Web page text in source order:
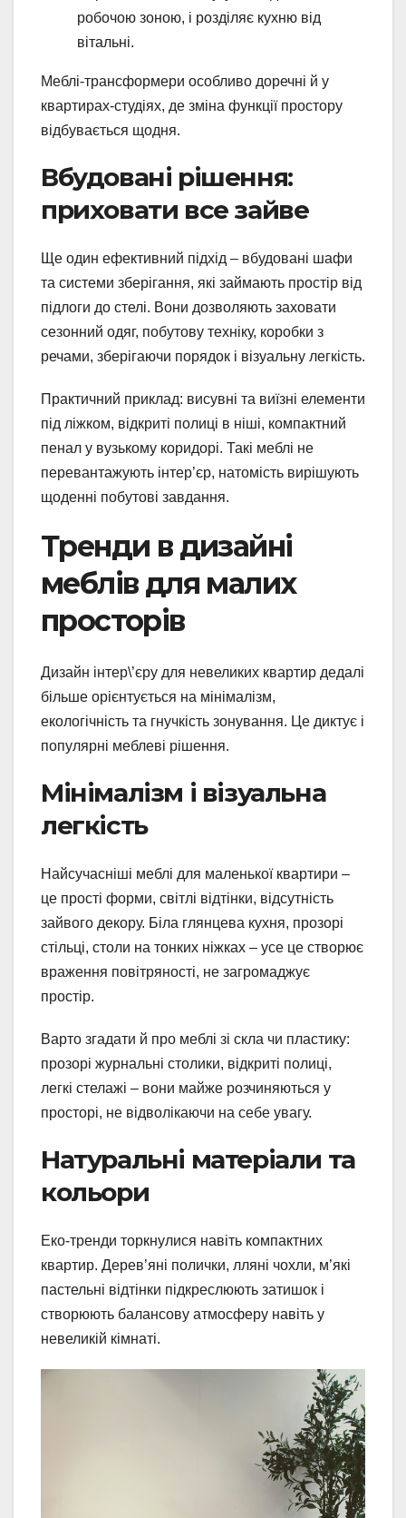
робочою зоною, і розділяє кухню від
вітальні.
Меблі-трансформери особливо доречні й у
квартирах-студіях, де зміна функції простору
відбувається щодня.
Вбудовані рішення:
приховати все зайве
Ще один ефективний підхід – вбудовані шафи
та системи зберігання, які займають простір від
підлоги до стелі. Вони дозволяють заховати
сезонний одяг, побутову техніку, коробки з
речами, зберігаючи порядок і візуальну легкість.
Практичний приклад: висувні та виїзні елементи
під ліжком, відкриті полиці в ніші, компактний
пенал у вузькому коридорі. Такі меблі не
перевантажують інтер’єр, натомість вирішують
щоденні побутові завдання.
Тренди в дизайні
меблів для малих
просторів
Дизайн інтер\’єру для невеликих квартир дедалі
більше орієнтується на мінімалізм,
екологічність та гнучкість зонування. Це диктує і
популярні меблеві рішення.
Мінімалізм і візуальна
легкість
Найсучасніші меблі для маленької квартири –
це прості форми, світлі відтінки, відсутність
зайвого декору. Біла глянцева кухня, прозорі
стільці, столи на тонких ніжках – усе це створює
враження повітряності, не загромаджує
простір.
Варто згадати й про меблі зі скла чи пластику:
прозорі журнальні столики, відкриті полиці,
легкі стелажі – вони майже розчиняються у
просторі, не відволікаючи на себе увагу.
Натуральні матеріали та
кольори
Еко-тренди торкнулися навіть компактних
квартир. Дерев’яні полички, лляні чохли, м’які
пастельні відтінки підкреслюють затишок і
створюють балансову атмосферу навіть у
невеликій кімнаті.